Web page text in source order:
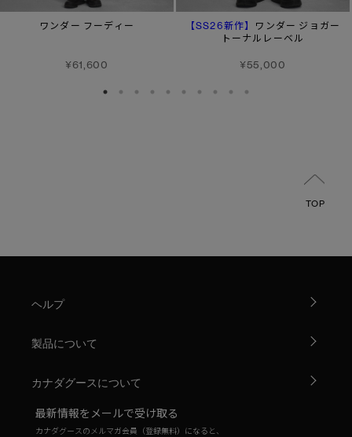
ワンダー フーディー
¥61,600
【SS26新作】
ワンダー ジョガー
トーナルレーベル
¥55,000
TOP
ヘルプ
製品について
カナダグースについて
最新情報をメールで受け取る
カナダグースのメルマガ会員（登録無料）になると、